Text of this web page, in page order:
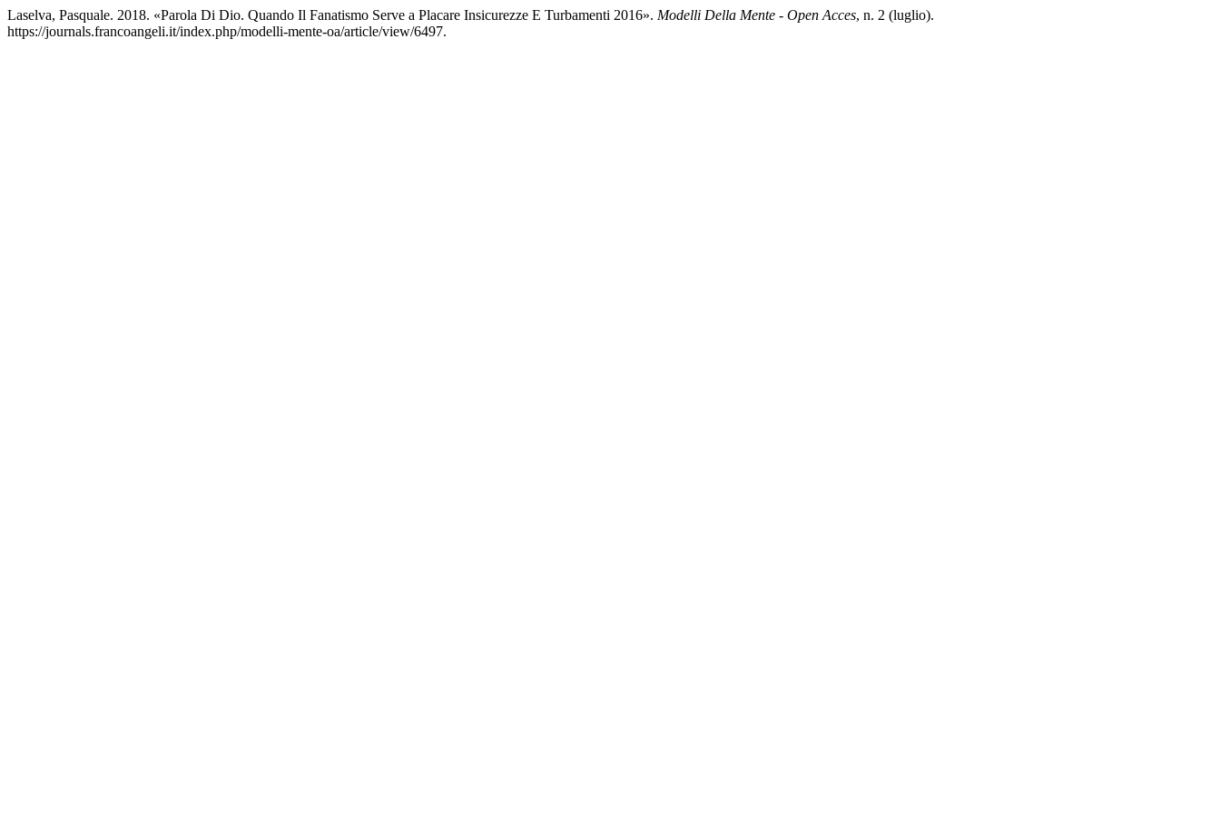
Laselva, Pasquale. 2018. «Parola Di Dio. Quando Il Fanatismo Serve a Placare Insicurezze E Turbamenti 2016». Modelli Della Mente - Open Acces, n. 2 (luglio).
https://journals.francoangeli.it/index.php/modelli-mente-oa/article/view/6497.